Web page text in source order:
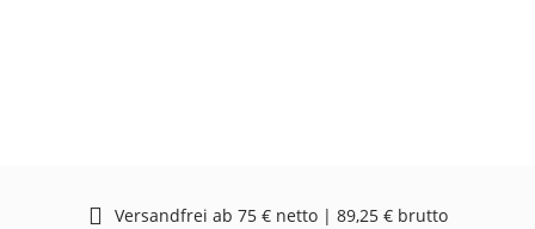
Versandfrei ab 75 € netto | 89,25 € brutto